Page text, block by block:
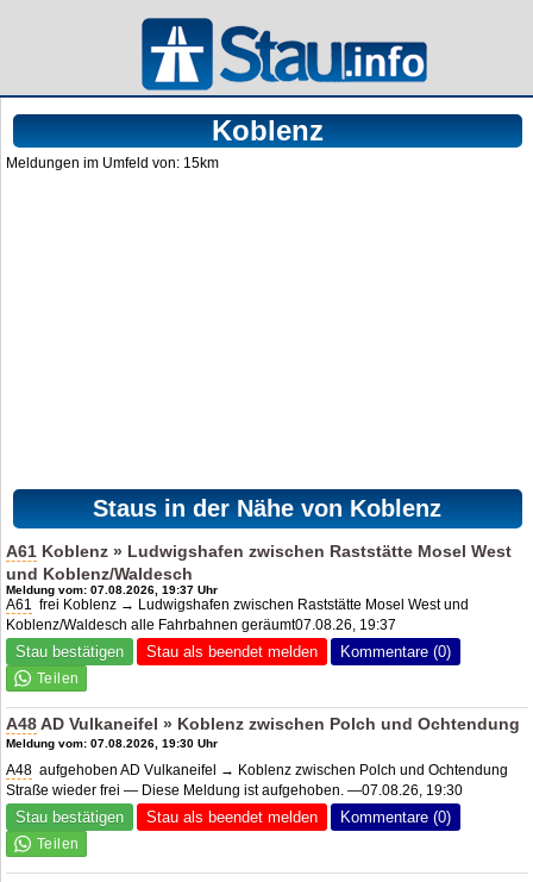
Koblenz
Meldungen im Umfeld von: 15km
Staus in der Nähe von Koblenz
A61 Koblenz » Ludwigshafen zwischen Raststätte Mosel West
und Koblenz/Waldesch
Meldung vom: 07.08.2026, 19:37 Uhr
A61 frei Koblenz → Ludwigshafen zwischen Raststätte Mosel West und
Koblenz/Waldesch alle Fahrbahnen geräumt07.08.26, 19:37
Stau bestätigen Stau als beendet melden Kommentare (0)
A48 AD Vulkaneifel » Koblenz zwischen Polch und Ochtendung
Meldung vom: 07.08.2026, 19:30 Uhr
A48 aufgehobenAD Vulkaneifel
→ Koblenz zwischen Polch und Ochtendung
Straße wieder frei — Diese Meldung ist aufgehoben. —07.08.26, 19:30
Stau bestätigen Stau als beendet melden Kommentare (0)